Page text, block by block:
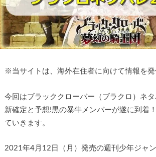
※ 当サイトは、海外在住者に向けて情報を発
今回はブラッククローバー（ブラクロ）ネ
新確定と予想!黒の暴牛メンバーが遂に到着
ていきます。
2021年4月12日（月）発売の週刊少年ジャ